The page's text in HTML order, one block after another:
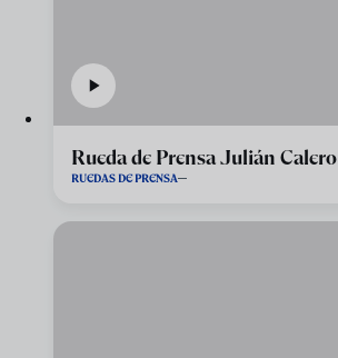
Rueda de Prensa Julián Calero
RUEDAS DE PRENSA